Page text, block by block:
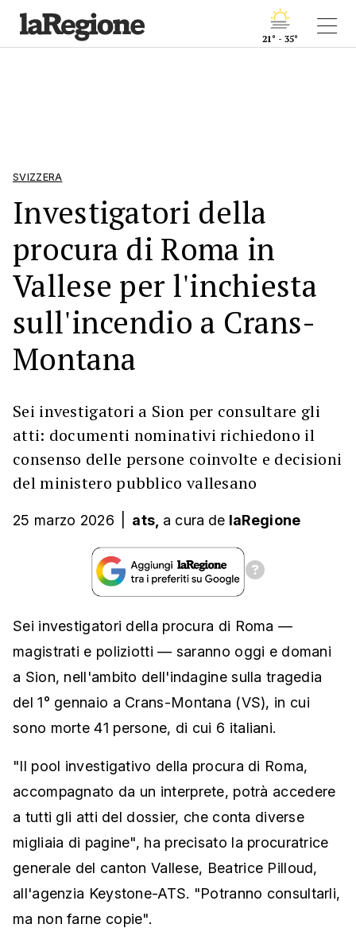
21° - 35°
SVIZZERA
Investigatori della
procura di Roma in
Vallese per l'inchiesta
sull'incendio a Crans-
Montana
Sei investigatori a Sion per consultare gli
atti: documenti nominativi richiedono il
consenso delle persone coinvolte e decisioni
del ministero pubblico vallesano
25 marzo 2026 ats, a cura de laRegione
Sei investigatori della procura di Roma —
magistrati e poliziotti — saranno oggi e domani
a Sion, nell'ambito dell'indagine sulla tragedia
del 1° gennaio a Crans-Montana (VS), in cui
sono morte 41 persone, di cui 6 italiani.
"Il pool investigativo della procura di Roma,
accompagnato da un interprete, potrà accedere
a tutti gli atti del dossier, che conta diverse
migliaia di pagine", ha precisato la procuratrice
generale del canton Vallese, Beatrice Pilloud,
all'agenzia Keystone-ATS. "Potranno consultarli,
ma non farne copie".